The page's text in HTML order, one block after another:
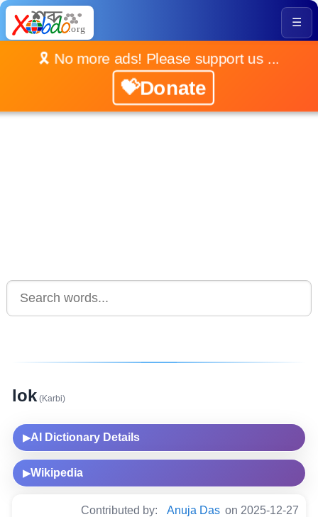
☰
🎗️ No more ads! Please support us ...
💝Donate
lok (Karbi)
▶AI Dictionary Details
▶Wikipedia
Contributed by: Anuja Das on 2025-12-27